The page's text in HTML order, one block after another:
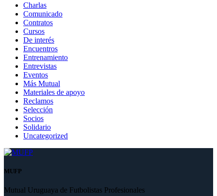
Charlas
Comunicado
Contratos
Cursos
De interés
Encuentros
Entrenamiento
Entrevistas
Eventos
Más Mutual
Materiales de apoyo
Reclamos
Selección
Socios
Solidario
Uncategorized
MUFP
Mutual Uruguaya de Futbolistas Profesionales